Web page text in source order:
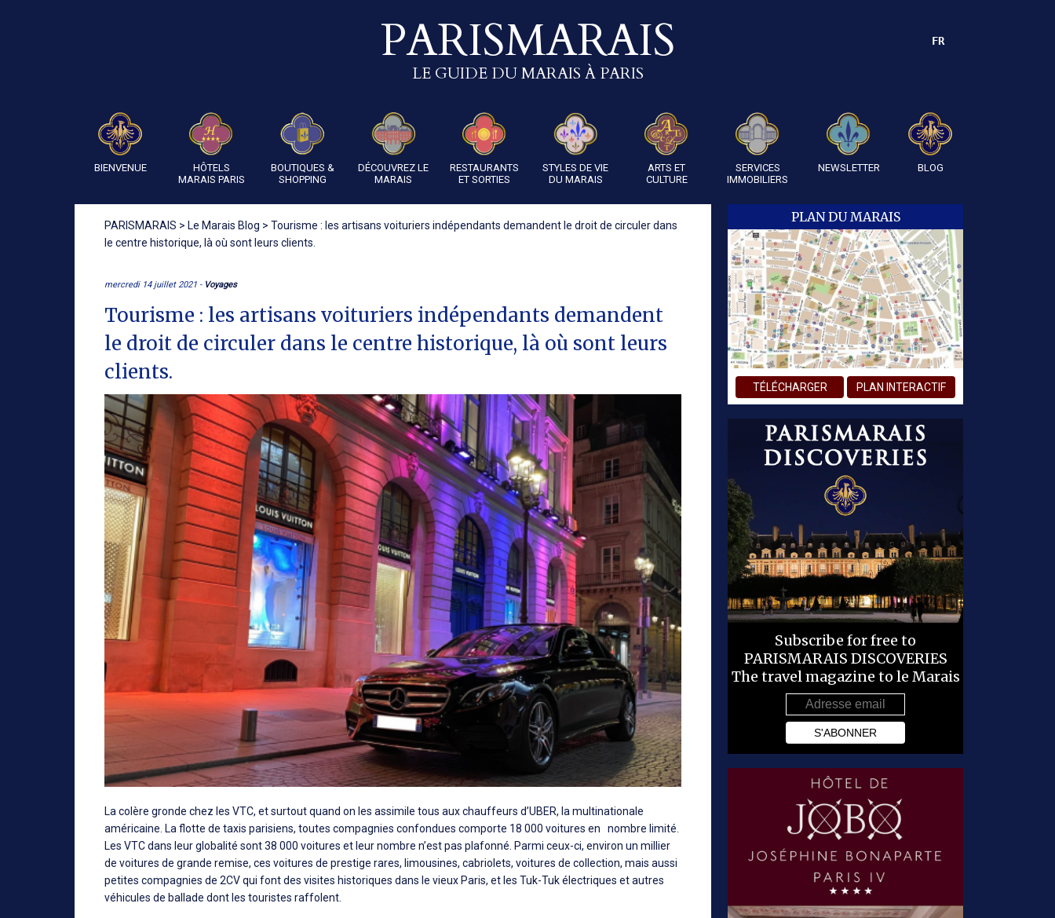
PARISMARAIS
LE GUIDE DU MARAIS À PARIS
FR
BIENVENUE
HÔTELS
MARAIS PARIS
BOUTIQUES &
SHOPPING
DÉCOUVREZ LE
MARAIS
RESTAURANTS
ET SORTIES
STYLES DE VIE
DU MARAIS
ARTS ET
CULTURE
SERVICES
IMMOBILIERS
NEWSLETTER BLOG
PARISMARAIS > Le Marais Blog > Tourisme : les artisans voituriers indépendants demandent le droit de circuler dans
le centre historique, là où sont leurs clients.
mercredi 14 juillet 2021 - Voyages
Tourisme : les artisans voituriers indépendants demandent
le droit de circuler dans le centre historique, là où sont leurs
clients.
La colère gronde chez les VTC, et surtout quand on les assimile tous aux chauffeurs d’UBER, la multinationale
américaine. La flotte de taxis parisiens, toutes compagnies confondues comporte 18 000 voitures en nombre limité.
Les VTC dans leur globalité sont 38 000 voitures et leur nombre n’est pas plafonné. Parmi ceux-ci, environ un millier
de voitures de grande remise, ces voitures de prestige rares, limousines, cabriolets, voitures de collection, mais aussi
petites compagnies de 2CV qui font des visites historiques dans le vieux Paris, et les Tuk-Tuk électriques et autres
véhicules de ballade dont les touristes raffolent.
PLAN DU MARAIS
TÉLÉCHARGER PLAN INTERACTIF
Subscribe for free to
PARISMARAIS DISCOVERIES
The travel magazine to le Marais